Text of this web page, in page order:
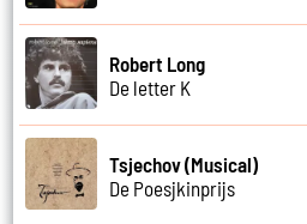
Robert Long
De letter K
Tsjechov (Musical)
De Poesjkinprijs